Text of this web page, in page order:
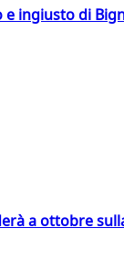
ingiusto di
a ottobre